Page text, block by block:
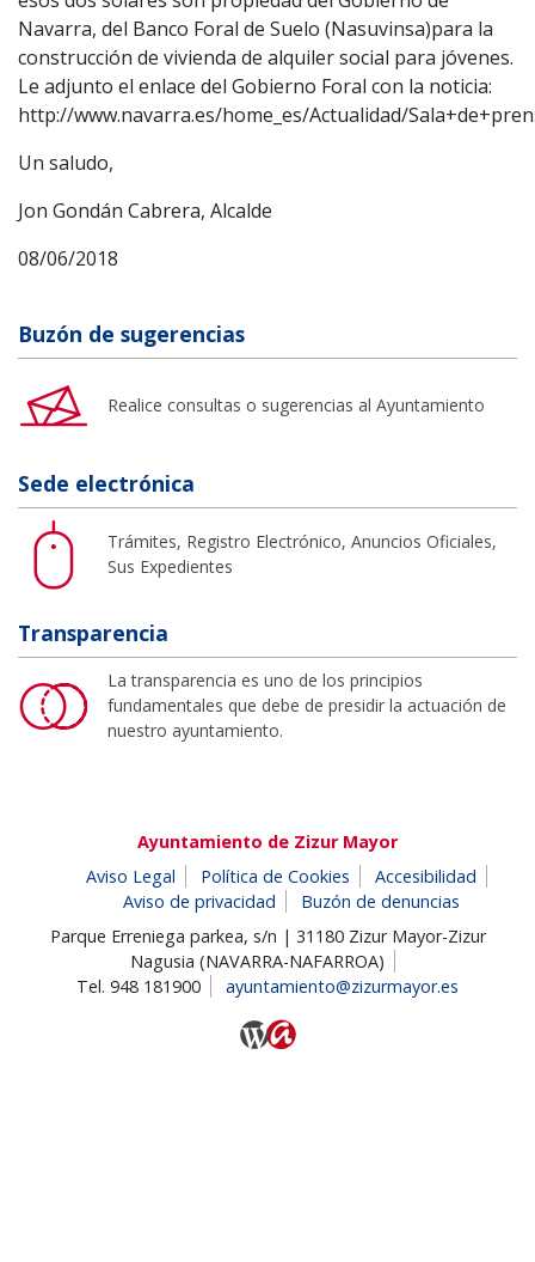
Navarra, del Banco Foral de Suelo (Nasuvinsa)para la
construcción de vivienda de alquiler social para jóvenes.
Le adjunto el enlace del Gobierno Foral con la noticia:
http://www.navarra.es/home_es/Actualidad/
Un saludo,
Jon Gondán Cabrera, Alcalde
08/06/2018
Buzón de sugerencias
Realice consultas o sugerencias al Ayuntamiento
Sede electrónica
Trámites, Registro Electrónico, Anuncios Oficiales,
Sus Expedientes
Transparencia
La transparencia es uno de los principios
fundamentales que debe de presidir la actuación de
nuestro ayuntamiento.
Ayuntamiento de Zizur Mayor
Aviso Legal
Política de Cookies
Accesibilidad
Aviso de privacidad
Buzón de denuncias
Parque Erreniega parkea, s/n | 31180 Zizur Mayor-Zizur
Nagusia (NAVARRA-NAFARROA)
Tel. 948 181900
ayuntamiento@zizurmayor.es